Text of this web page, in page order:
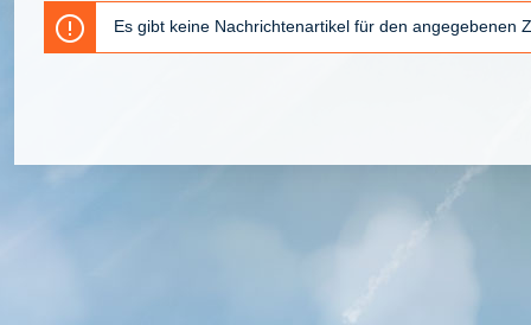
Es gibt keine Nachrichtenartikel für den angegebenen